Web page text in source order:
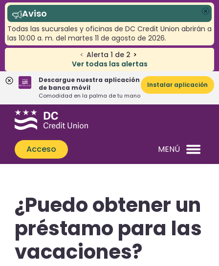
< Alerta 1 de 2 >
Ver todas las alertas
Aviso
Todas las sucursales y oficinas de DC Credit Union abrirán a
las 10:00 a. m. del martes 11 de agosto de 2026.
Descargue nuestra aplicación
de banca móvil
Comodidad en la palma de tu mano
Instalar aplicación
Saltar
Saltar
sesión
¿Qué
podemos
ayudarle
a
Acceso MENÚ
¿Puedo obtener un
préstamo para las
vacaciones?